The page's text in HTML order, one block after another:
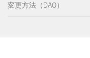
変更方法（DAO）